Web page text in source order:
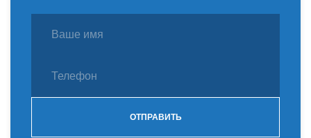
ОТПРАВИТЬ